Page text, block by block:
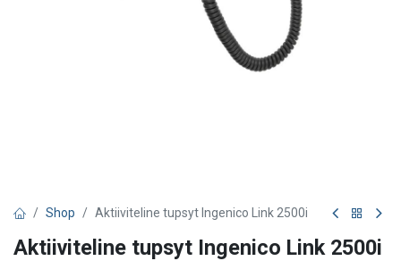
Shop Aktiiviteline tupsyt Ingenico Link 2500i
Aktiiviteline tupsyt Ingenico Link 2500i